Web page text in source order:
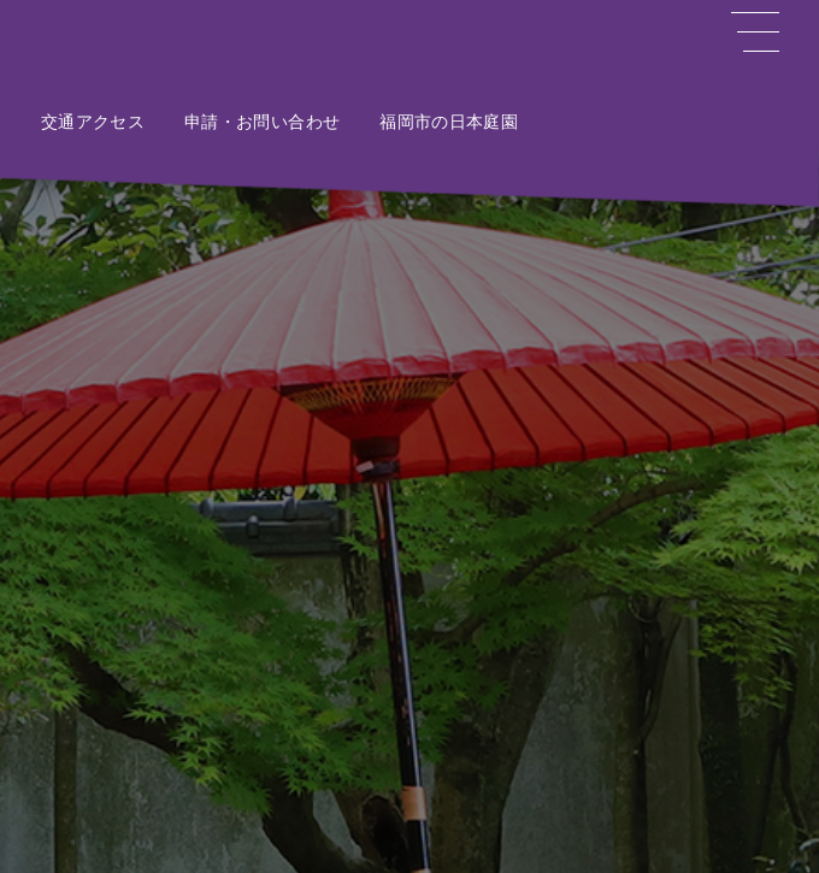
交通アクセス
Access 申請・お問い合わせ
Contact 福岡市の日本庭園
Potal